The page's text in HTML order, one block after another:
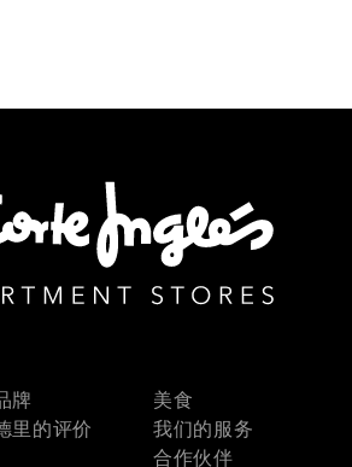
牌
里的评价
美食
我们的服务
合作伙伴